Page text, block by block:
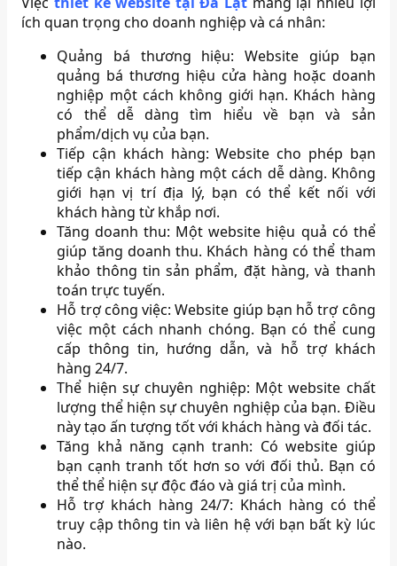
ích quan trọng cho doanh nghiệp và cá nhân:
Quảng bá thương hiệu: Website giúp bạn
quảng bá thương hiệu cửa hàng hoặc doanh
nghiệp một cách không giới hạn. Khách hàng
có thể dễ dàng tìm hiểu về bạn và sản
phẩm/dịch vụ của bạn.
Tiếp cận khách hàng: Website cho phép bạn
tiếp cận khách hàng một cách dễ dàng. Không
giới hạn vị trí địa lý, bạn có thể kết nối với
khách hàng từ khắp nơi.
Tăng doanh thu: Một website hiệu quả có thể
giúp tăng doanh thu. Khách hàng có thể tham
khảo thông tin sản phẩm, đặt hàng, và thanh
toán trực tuyến.
Hỗ trợ công việc: Website giúp bạn hỗ trợ công
việc một cách nhanh chóng. Bạn có thể cung
cấp thông tin, hướng dẫn, và hỗ trợ khách
hàng 24/7.
Thể hiện sự chuyên nghiệp: Một website chất
lượng thể hiện sự chuyên nghiệp của bạn. Điều
này tạo ấn tượng tốt với khách hàng và đối tác.
Tăng khả năng cạnh tranh: Có website giúp
bạn cạnh tranh tốt hơn so với đối thủ. Bạn có
thể thể hiện sự độc đáo và giá trị của mình.
Hỗ trợ khách hàng 24/7: Khách hàng có thể
truy cập thông tin và liên hệ với bạn bất kỳ lúc
nào.